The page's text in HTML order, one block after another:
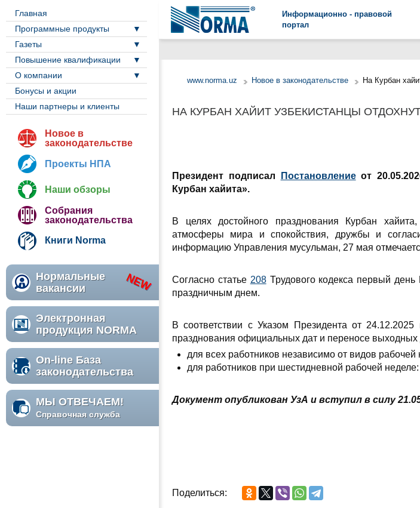
Информационно - правовой
портал
Главная
Программные продукты
Газеты
Повышение квалификации
О компании
Бонусы и акции
Наши партнеры и клиенты
Новое в
законодательстве
Проекты НПА
Наши обзоры
Собрания
законодательства
Книги Norma
Нормальные
вакансии
Электронная
продукция NORMA
On-line База
законодательства
МЫ ОТВЕЧАЕМ!
Справочная служба
www.norma.uz Новое в законодательстве На Курбан
НА КУРБАН ХАЙИТ УЗБЕКИСТАНЦЫ
Президент подписал
Постановлениеот
Курбан хайита».
В целях достойного празднования Курбан
атмосферы мира и спокойствия, дружбы и
информацию Управления мусульман, 27 мая
Согласно статье 208Трудового кодекса первый день
праздничным днем.
В соответствии с Указом Президента от
празднования официальных дат и переносе
для всех работников независимо от видов
для работников при шестидневной рабочей
Документ опубликован УзА и вступил в силу
Поделиться: